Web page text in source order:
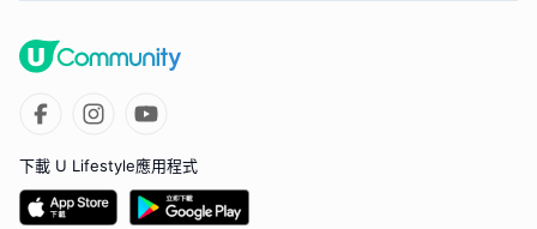
下載 U Lifestyle應用程式